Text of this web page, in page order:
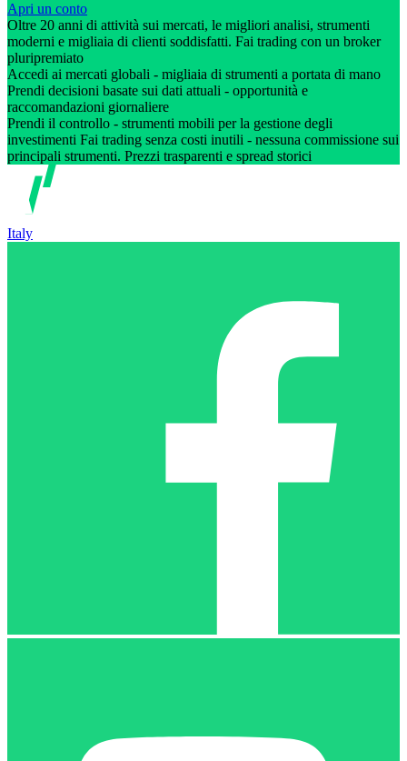
Apri un conto
Oltre 20 anni di attività sui mercati, le migliori analisi, strumenti
moderni e migliaia di clienti soddisfatti. Fai trading con un broker
pluripremiato
Accedi ai mercati globali - migliaia di strumenti a portata di mano
Prendi decisioni basate sui dati attuali - opportunità e
raccomandazioni giornaliere
Prendi il controllo - strumenti mobili per la gestione degli
investimenti Fai trading senza costi inutili - nessuna commissione sui
principali strumenti. Prezzi trasparenti e spread storici
Italy